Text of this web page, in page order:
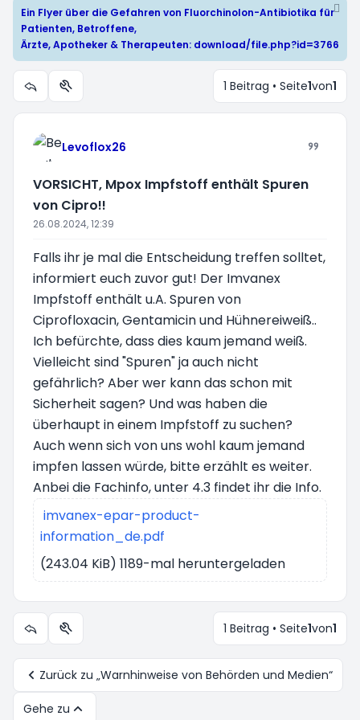
Ein Flyer über die Gefahren von Fluorchinolon-Antibiotika für
Patienten, Betroffene,
Ärzte, Apotheker & Therapeuten: download/file.php?id=3766
Themen-Optionen 1 Beitrag • Seite1von1
Levoflox26
VORSICHT, Mpox Impfstoff enthält Spuren
von Cipro!!
26.08.2024, 12:39
Falls ihr je mal die Entscheidung treffen solltet,
informiert euch zuvor gut! Der Imvanex
Impfstoff enthält u.A. Spuren von
Ciprofloxacin, Gentamicin und Hühnereiweiß..
Ich befürchte, dass dies kaum jemand weiß.
Vielleicht sind "Spuren" ja auch nicht
gefährlich? Aber wer kann das schon mit
Sicherheit sagen? Und was haben die
überhaupt in einem Impfstoff zu suchen?
Auch wenn sich von uns wohl kaum jemand
impfen lassen würde, bitte erzählt es weiter.
Anbei die Fachinfo, unter 4.3 findet ihr die Info.
imvanex-epar-product-
information_de.pdf
(243.04 KiB) 1189-mal heruntergeladen
Themen-Optionen 1 Beitrag • Seite1von1
Zurück zu „Warnhinweise von Behörden und Medien“
Gehe zu